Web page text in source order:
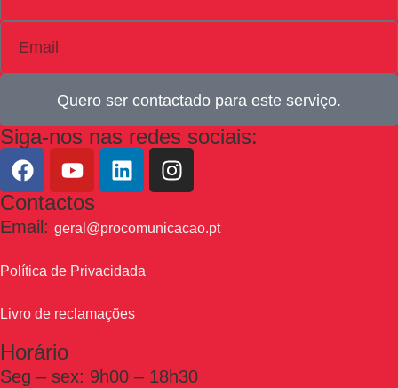
Quero ser contactado para este serviço.
Siga-nos nas redes sociais:
Contactos
Email: geral@procomunicacao.pt
Política de Privacidada
Livro de reclamações
Horário
Seg – sex: 9h00 – 18h30